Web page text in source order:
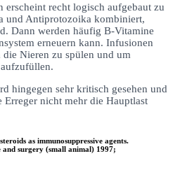
recht logisch aufgebaut zu
und Antiprotozoika kombiniert,
Dann werden häufig B-Vitamine
erneuern kann. Infusionen
Nieren zu spülen und um
hingegen sehr kritisch gesehen und
nicht mehr die Hauptlast
as immunosuppressive agents.
surgery (small animal) 1997;